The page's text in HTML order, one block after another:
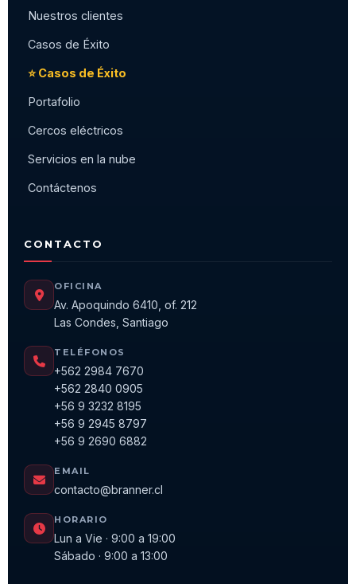
Nuestros clientes
Casos de Éxito
⭐ Casos de Éxito
Portafolio
Cercos eléctricos
Servicios en la nube
Contáctenos
CONTACTO
OFICINA
Av. Apoquindo 6410, of. 212
Las Condes, Santiago
TELÉFONOS
+562 2984 7670
+562 2840 0905
+56 9 3232 8195
+56 9 2945 8797
+56 9 2690 6882
EMAIL
contacto@branner.cl
HORARIO
Lun a Vie · 9:00 a 19:00
Sábado · 9:00 a 13:00